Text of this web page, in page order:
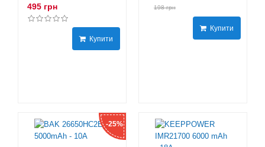
495 грн
Купити
198 грн
Купити
-25%